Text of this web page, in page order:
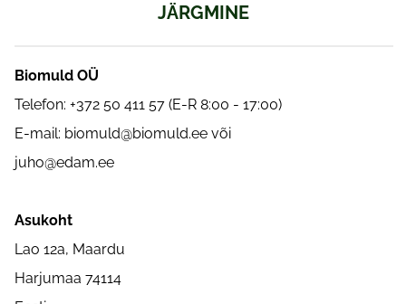
JÄRGMINE
Biomuld OÜ
Telefon: +372 50 411 57 (E-R 8:00 - 17:00)
E-mail: biomuld@biomuld.ee või
juho@edam.ee
Asukoht
Lao 12a, Maardu
Harjumaa 74114